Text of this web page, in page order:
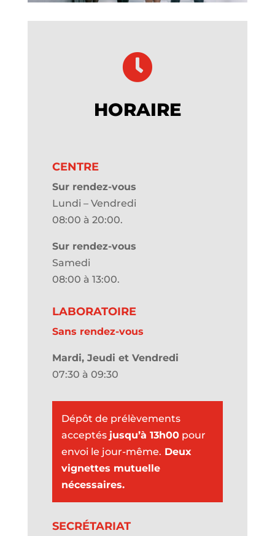

HORAIRE
CENTRE
Sur rendez-vous
Lundi – Vendredi
08:00 à 20:00.
Sur rendez-vous
Samedi
08:00 à 13:00.
LABORATOIRE
Sans rendez-vous
Mardi, Jeudi et Vendredi
07:30 à 09:30
Dépôt de prélèvements
acceptés jusqu’à 13h00pour
envoi le jour-même. Deux
vignettes mutuelle
nécessaires.
SECRÉTARIAT